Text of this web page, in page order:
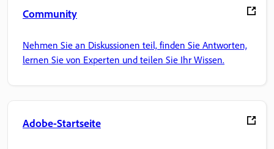
Community
Nehmen Sie an Diskussionen teil, finden Sie Antworten,
lernen Sie von Experten und teilen Sie Ihr Wissen.
Adobe-Startseite